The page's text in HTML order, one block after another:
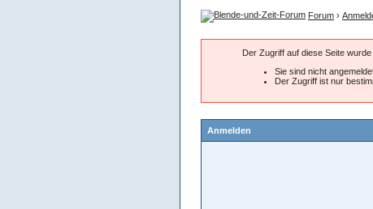
Forum ›
Der Zugriff auf diese Seite
Sie sind nicht
Der Zugriff ist nur
Anmelden